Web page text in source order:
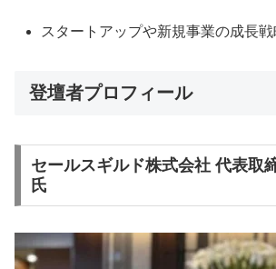
スタートアップや新規事業の成長
登壇者プロフィール
セールスギルド株式会社 代表取
氏